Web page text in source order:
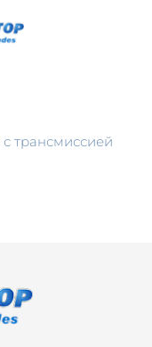
трансмиссией